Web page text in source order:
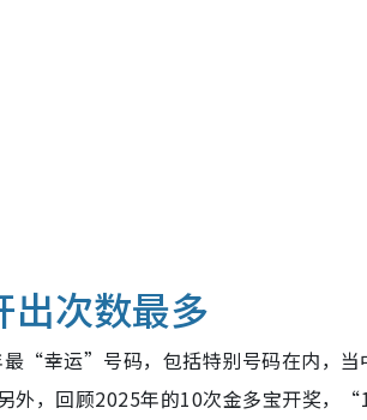
出次数最多
“幸运”号码，包括特别号码在内， 当
外，回顾2025年的10次金多宝开奖，